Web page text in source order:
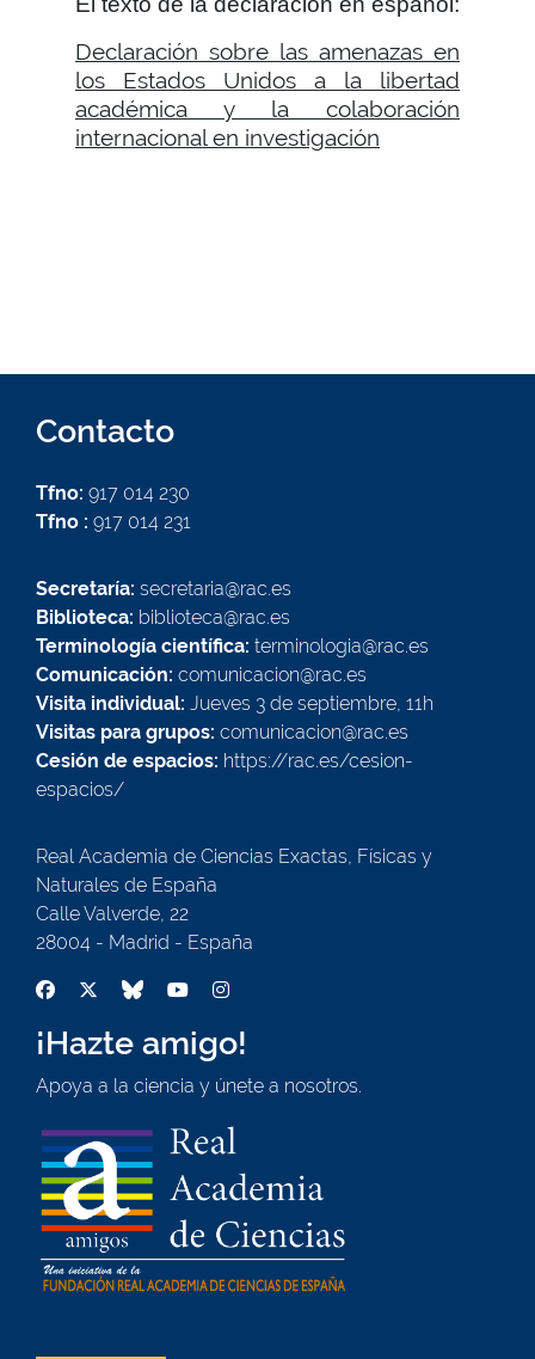
Declaración sobre las amenazas en
los Estados Unidos a la libertad
académica y la colaboración
internacional en investigación
Contacto
Tfno: 917 014 230
Tfno : 917 014 231
Secretaría: secretaria@rac.es
Biblioteca: biblioteca@rac.es
Terminología científica: terminologia@rac.es
Comunicación: comunicacion@rac.es
Visita individual: Jueves 3 de septiembre, 11h
Visitas para grupos: comunicacion@rac.es
Cesión de espacios: https://rac.es/cesion-
espacios/
Real Academia de Ciencias Exactas, Físicas y
Naturales de España
Calle Valverde, 22
28004 - Madrid - España
¡Hazte amigo!
Apoya a la ciencia y únete a nosotros.